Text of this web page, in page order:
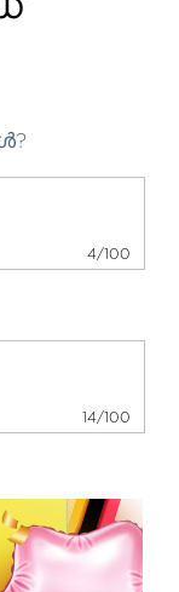
4/100
14/100